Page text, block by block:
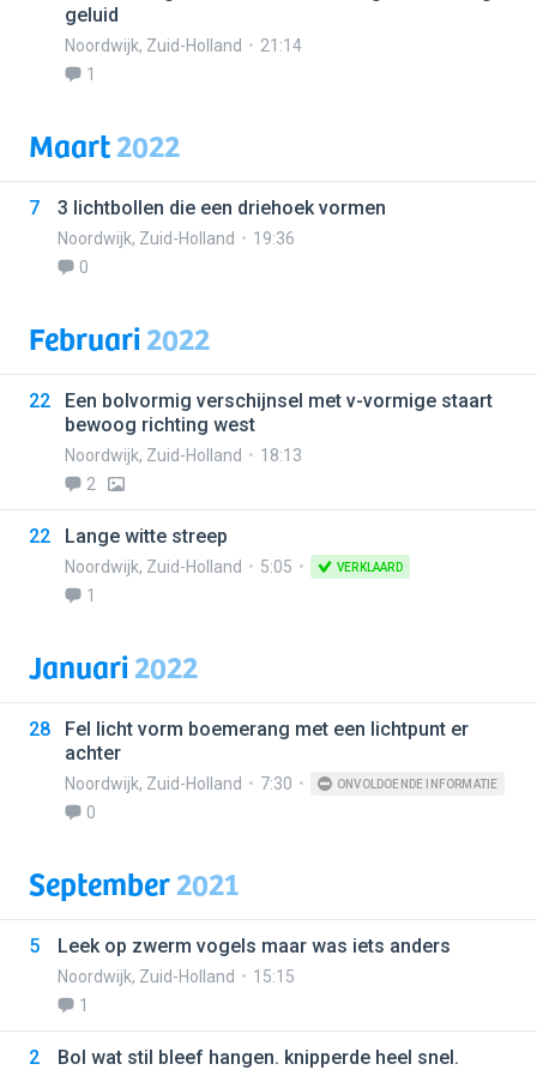
geluid
Noordwijk, Zuid-Holland
21:14
1
Maart2022
7 3 lichtbollen die een driehoek vormen
Noordwijk, Zuid-Holland
19:36
0
Februari2022
22
Een bolvormig verschijnsel met v-vormige staart
bewoog richting west
Noordwijk, Zuid-Holland
18:13
2
22 Lange witte streep
Noordwijk, Zuid-Holland 5:05 VERKLAARD
1
Januari2022
28
Fel licht vorm boemerang met een lichtpunt er
achter
Noordwijk, Zuid-Holland 7:30 ONVOLDOENDE INFORMATIE
0
September2021
5 Leek op zwerm vogels maar was iets anders
Noordwijk, Zuid-Holland
15:15
1
2 Bol wat stil bleef hangen. knipperde heel snel.